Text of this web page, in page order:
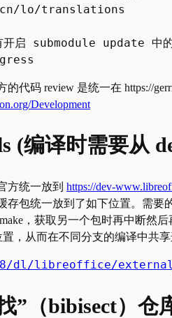
lo/translations
启 submodule update 中的
代码 review 是统一在 https://
Development
(编译时需要从
方统一放到 https://dev-
包统一放到了如下位置。需要
，获取另一个包时再中断然
，从而在不同分支的编译中共享
dl/libreoffice/
”（bibisect）仓